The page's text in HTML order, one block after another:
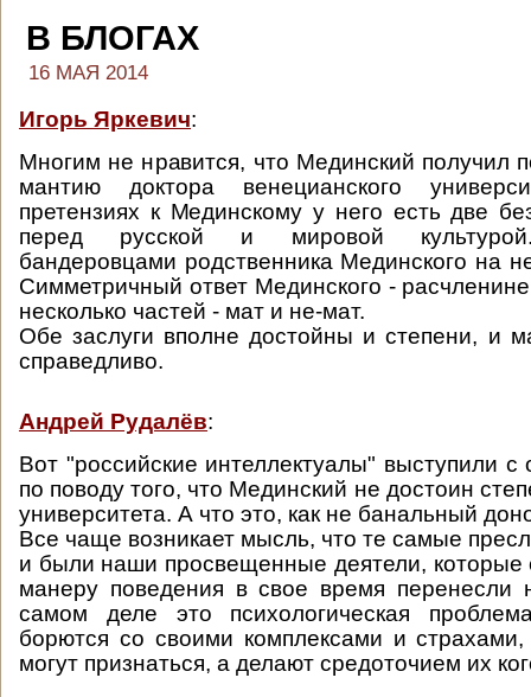
В БЛОГАХ
16 МАЯ 2014
Игорь Яркевич:
Многим не нравится, что Мединский получил
мантию доктора венецианского
претензиях к Мединскому у него есть две
перед русской и мировой
бандеровцами родственника Мединского на
Симметричный ответ Мединского -
несколько частей - мат и не-мат.
Обе заслуги вполне достойны и степени, и
справедливо.
Андрей Рудалёв:
Вот "российские интеллектуалы" выступили
по поводу того, что Мединский не достоин
университета. А что это, как не банальный
Все чаще возникает мысль, что те самые
и были наши просвещенные деятели, которые
манеру поведения в свое время перенесли
самом деле это психологическая
борются со своими комплексами и
могут признаться, а делают средоточием их